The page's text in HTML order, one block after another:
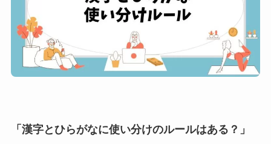
「漢字とひらがなに使い分けのルールはある？」